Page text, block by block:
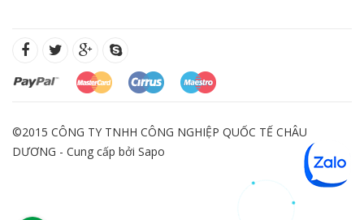
©2015 CÔNG TY TNHH CÔNG NGHIỆP QUỐC TẾ CHÂU
DƯƠNG - Cung cấp bởi Sapo